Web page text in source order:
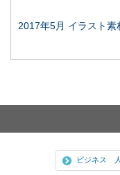
2017年5月 イラスト
ビジネス